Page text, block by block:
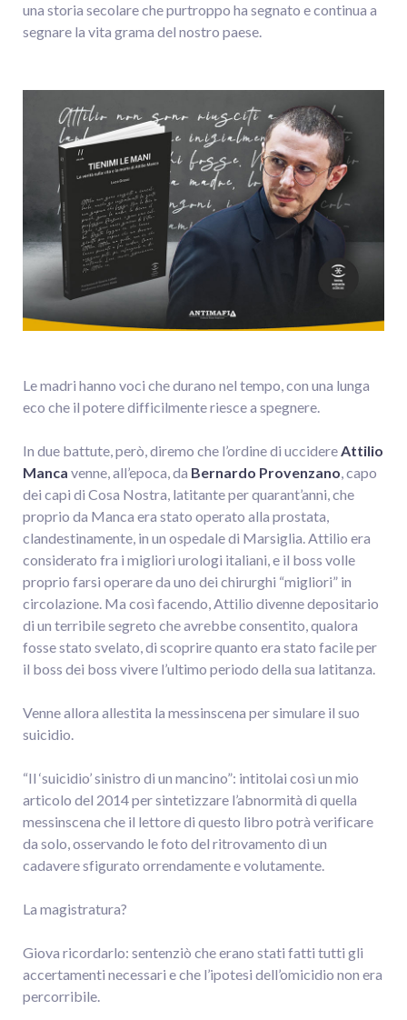
una storia secolare che purtroppo ha segnato e continua a
segnare la vita grama del nostro paese.
Le madri hanno voci che durano nel tempo, con una lunga
eco che il potere difficilmente riesce a spegnere.
In due battute, però, diremo che l’ordine di uccidereAttilio
Manca venne, all’epoca, da Bernardo Provenzano, capo
dei capi di Cosa Nostra, latitante per quarant’anni, che
proprio da Manca era stato operato alla prostata,
clandestinamente, in un ospedale di Marsiglia. Attilio era
considerato fra i migliori urologi italiani, e il boss volle
proprio farsi operare da uno dei chirurghi “migliori” in
circolazione. Ma così facendo, Attilio divenne depositario
di un terribile segreto che avrebbe consentito, qualora
fosse stato svelato, di scoprire quanto era stato facile per
il boss dei boss vivere l’ultimo periodo della sua latitanza.
Venne allora allestita la messinscena per simulare il suo
suicidio.
“Il ‘suicidio’ sinistro di un mancino”: intitolai così un mio
articolo del 2014 per sintetizzare l’abnormità di quella
messinscena che il lettore di questo libro potrà verificare
da solo, osservando le foto del ritrovamento di un
cadavere sfigurato orrendamente e volutamente.
La magistratura?
Giova ricordarlo: sentenziò che erano stati fatti tutti gli
accertamenti necessari e che l’ipotesi dell’omicidio non era
percorribile.